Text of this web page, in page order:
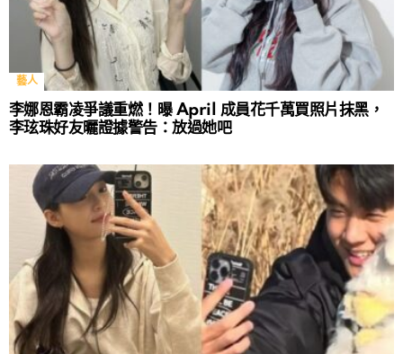
藝人
李娜恩霸凌爭議重燃！曝 April 成員花千萬買照片抹黑，
李玹珠好友曬證據警告：放過她吧